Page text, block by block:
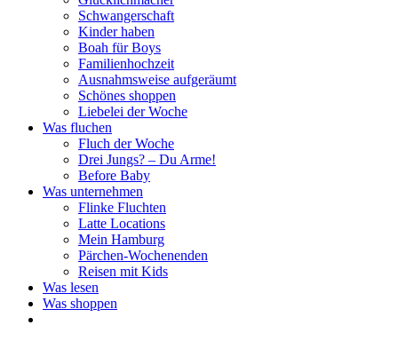
Schwangerschaft
Kinder haben
Boah für Boys
Familienhochzeit
Ausnahmsweise aufgeräumt
Schönes shoppen
Liebelei der Woche
Was fluchen
Fluch der Woche
Drei Jungs? – Du Arme!
Before Baby
Was unternehmen
Flinke Fluchten
Latte Locations
Mein Hamburg
Pärchen-Wochenenden
Reisen mit Kids
Was lesen
Was shoppen